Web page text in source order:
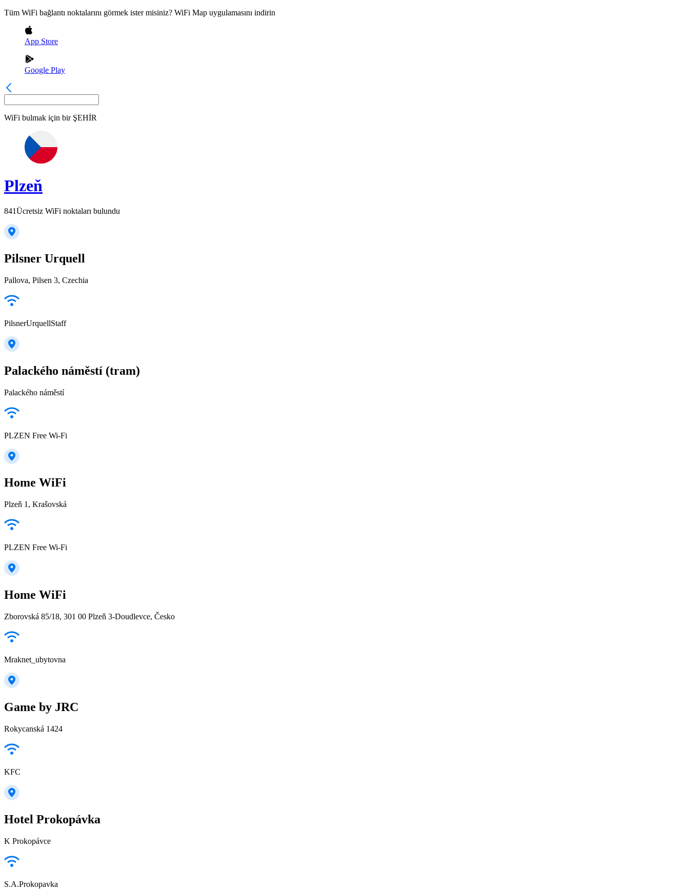
Tüm WiFi bağlantı noktalarını görmek ister misiniz? WiFi Map uygulamasını indirin
App Store
Google Play
WiFi bulmak için bir ŞEHİR
Plzeň
841Ücretsiz WiFi noktaları bulundu
Pilsner Urquell
Pallova, Pilsen 3, Czechia
PilsnerUrquellStaff
Palackého náměstí (tram)
Palackého náměstí
PLZEN Free Wi-Fi
Home WiFi
Plzeň 1, Krašovská
PLZEN Free Wi-Fi
Home WiFi
Zborovská 85/18, 301 00 Plzeň 3-Doudlevce, Česko
Mraknet_ubytovna
Game by JRC
Rokycanská 1424
KFC
Hotel Prokopávka
K Prokopávce
S.A.Prokopavka